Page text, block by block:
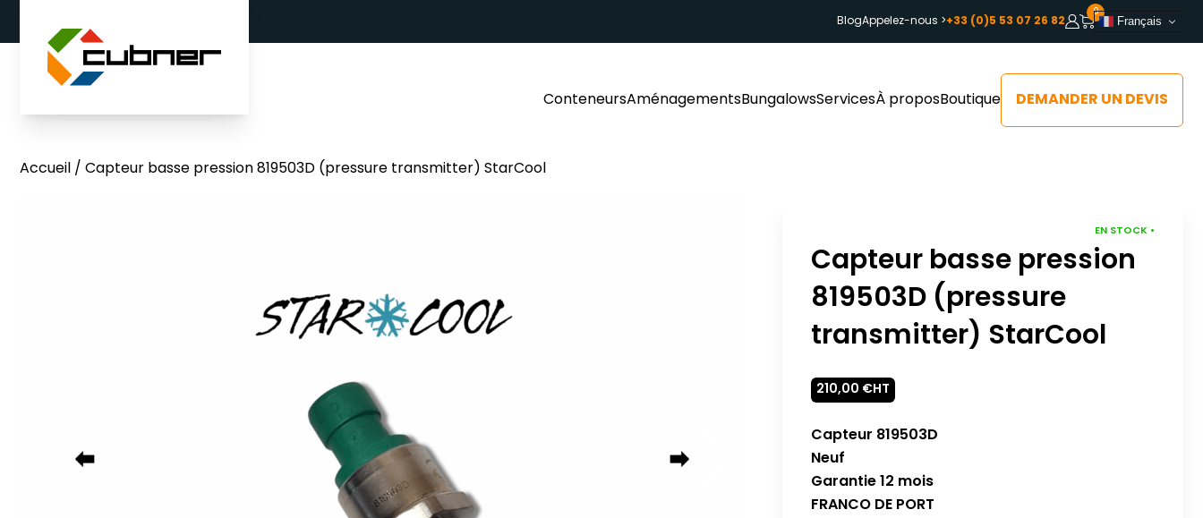
BlogAppelez-nous >+33 (0)5 53 07 26 82
0
Français
ConteneursAménagementsBungalowsServicesÀ proposBoutique DEMANDER UN DEVIS
Accueil/ Capteur basse pression 819503D (pressure transmitter) StarCool
EN STOCK •
Capteur basse pression
819503D (pressure
transmitter) StarCool
210,00 €HT
Capteur 819503D
Neuf
Garantie 12 mois
FRANCO DE PORT